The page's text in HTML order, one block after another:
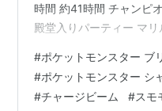
メガルカリオ
はがね
ミロカロス みず
時間 約41時間 チャンピ
殿堂入りパーティー マ
ー ギャラドス ガブリア
ク マリルリ ①何度も噂
2006年に発売後、何度も
#ポケットモンスター ブ
#ポケットモンスター シ
#チャージビーム #スモ